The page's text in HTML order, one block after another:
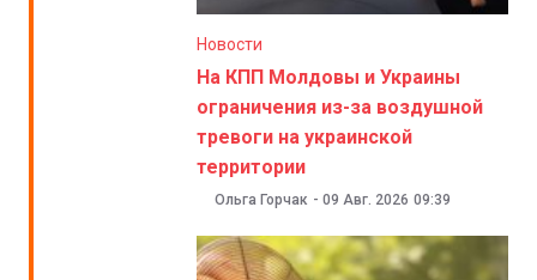
Новости
На КПП Молдовы и Украины
ограничения из-за воздушной
тревоги на украинской
территории
Ольга Горчак - 09 Авг. 2026 09:39